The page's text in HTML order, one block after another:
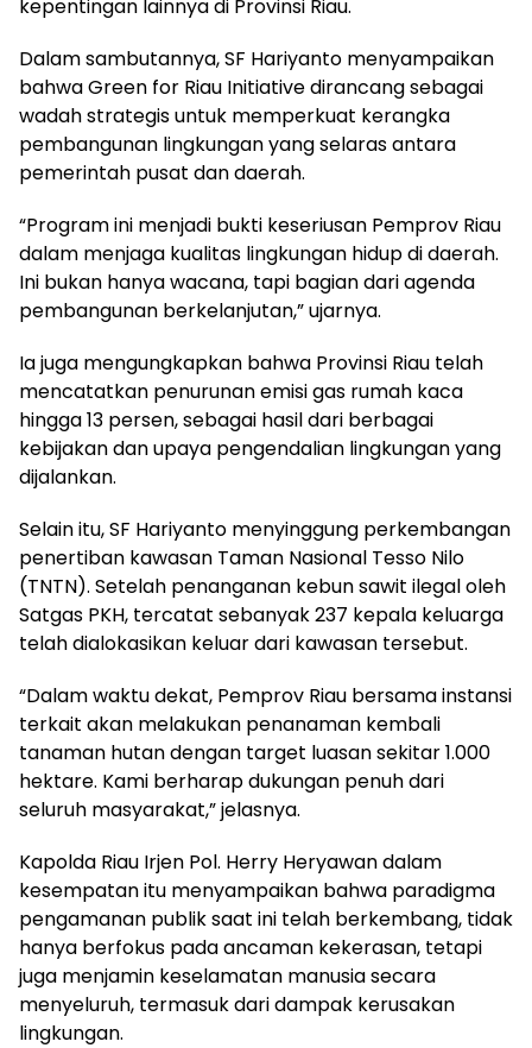
kepentingan lainnya di Provinsi Riau.
Dalam sambutannya, SF Hariyanto menyampaikan
bahwa Green for Riau Initiative dirancang sebagai
wadah strategis untuk memperkuat kerangka
pembangunan lingkungan yang selaras antara
pemerintah pusat dan daerah.
“Program ini menjadi bukti keseriusan Pemprov Riau
dalam menjaga kualitas lingkungan hidup di daerah.
Ini bukan hanya wacana, tapi bagian dari agenda
pembangunan berkelanjutan,” ujarnya.
Ia juga mengungkapkan bahwa Provinsi Riau telah
mencatatkan penurunan emisi gas rumah kaca
hingga 13 persen, sebagai hasil dari berbagai
kebijakan dan upaya pengendalian lingkungan yang
dijalankan.
Selain itu, SF Hariyanto menyinggung perkembangan
penertiban kawasan Taman Nasional Tesso Nilo
(TNTN). Setelah penanganan kebun sawit ilegal oleh
Satgas PKH, tercatat sebanyak 237 kepala keluarga
telah dialokasikan keluar dari kawasan tersebut.
“Dalam waktu dekat, Pemprov Riau bersama instansi
terkait akan melakukan penanaman kembali
tanaman hutan dengan target luasan sekitar 1.000
hektare. Kami berharap dukungan penuh dari
seluruh masyarakat,” jelasnya.
Kapolda Riau Irjen Pol. Herry Heryawan dalam
kesempatan itu menyampaikan bahwa paradigma
pengamanan publik saat ini telah berkembang, tidak
hanya berfokus pada ancaman kekerasan, tetapi
juga menjamin keselamatan manusia secara
menyeluruh, termasuk dari dampak kerusakan
lingkungan.